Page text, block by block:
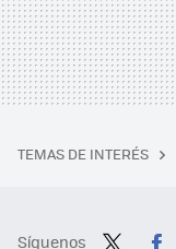
TEMAS DE INTERÉS
Síguenos